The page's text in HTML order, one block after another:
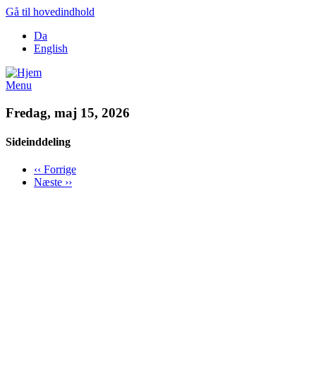
Gå til hovedindhold
Da
English
Menu
Fredag, maj 15, 2026
Sideinddeling
‹‹ Forrige
Næste ››